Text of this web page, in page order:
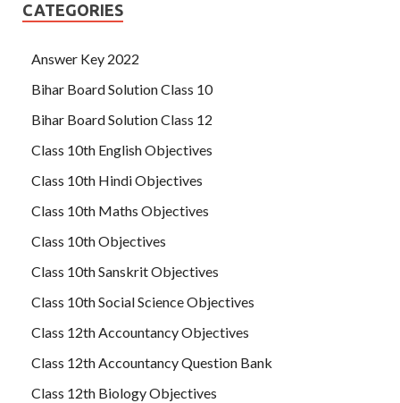
CATEGORIES
Answer Key 2022
Bihar Board Solution Class 10
Bihar Board Solution Class 12
Class 10th English Objectives
Class 10th Hindi Objectives
Class 10th Maths Objectives
Class 10th Objectives
Class 10th Sanskrit Objectives
Class 10th Social Science Objectives
Class 12th Accountancy Objectives
Class 12th Accountancy Question Bank
Class 12th Biology Objectives